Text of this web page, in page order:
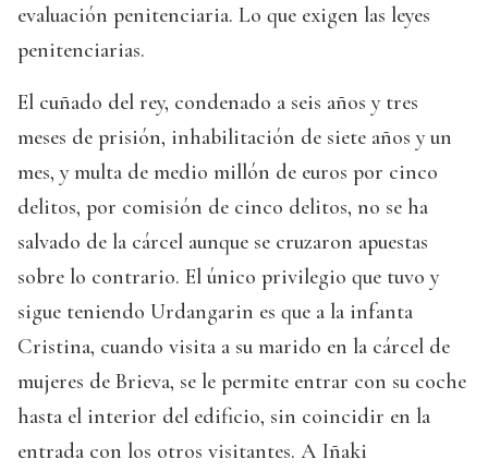
evaluación penitenciaria. Lo que exigen las leyes
penitenciarias.
El cuñado del rey, condenado a seis años y tres
meses de prisión, inhabilitación de siete años y un
mes, y multa de medio millón de euros por cinco
delitos, por comisión de cinco delitos, no se ha
salvado de la cárcel aunque se cruzaron apuestas
sobre lo contrario. El único privilegio que tuvo y
sigue teniendo Urdangarin es que a la infanta
Cristina, cuando visita a su marido en la cárcel de
mujeres de Brieva, se le permite entrar con su coche
hasta el interior del edificio, sin coincidir en la
entrada con los otros visitantes. A Iñaki